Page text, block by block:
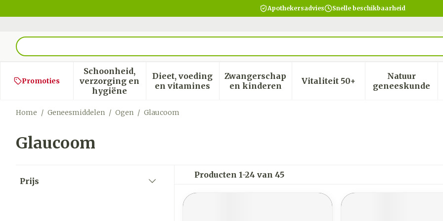
Apothekersadvies Snelle beschikbaarheid
Product, merk, categorie...
Promoties
Schoonheid,
verzorging en
hygiëne
Toon submenu voor Schoonheid, verzorging en hygiëne categorie
Dieet, voeding
en vitaminesToon submenu voor Dieet, voeding en vitamines categorie
Zwangerschap
en kinderenToon submenu voor Zwangerschap en
Vitaliteit 50+Toon submenu voor
Natuur
geneeskunde
Toon
Home / Geneesmiddelen / Ogen / Glaucoom
Glaucoom
Prijs
Producten 1-24 van 45